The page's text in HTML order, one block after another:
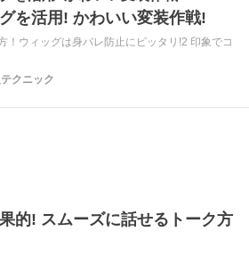
を活用! かわいい変装作戦!
！ウィッグは身バレ防止にピッタリ!2 印象でコ
クニック
的! スムーズに話せるトーク方